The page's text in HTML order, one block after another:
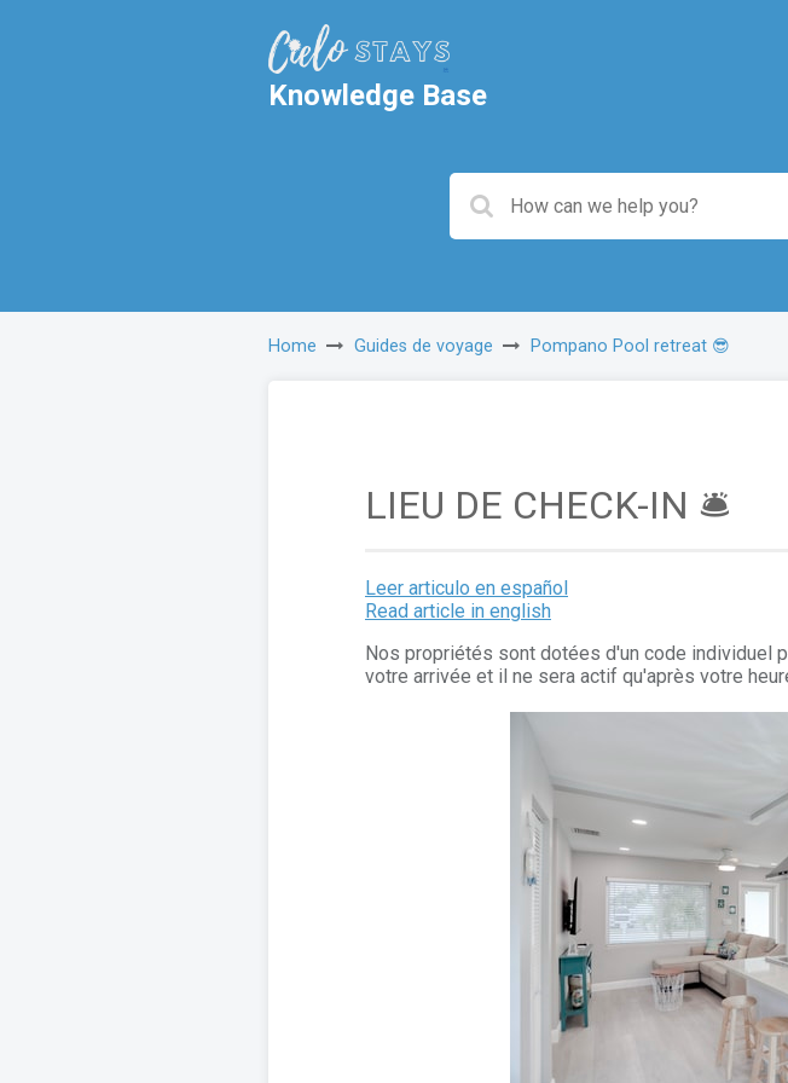
Knowledge Base
Home Guides de voyage Pompano Pool retreat 😎
LIEU DE CHECK-IN 🛎️
Leer articulo en español
Read article in english
Nos propriétés sont dotées d'un code individuel
votre arrivée et il ne sera actif qu'après votre